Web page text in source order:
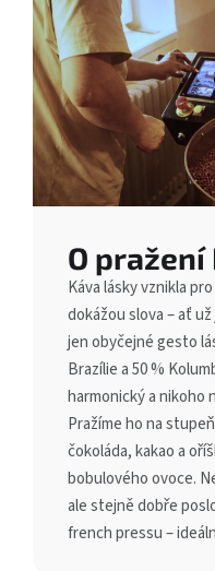
O
Káva lásky vznikla
dokážou slova – ať
jen obyčejné gesto
Brazílie a 50 %
harmonický a nikoho
Pražíme ho na
čokoláda, kakao a
bobulového ovoce.
ale stejně dobře
french pressu –